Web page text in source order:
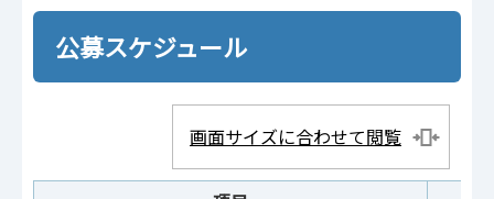
公募スケジュール
画面サイズに合わせて閲覧